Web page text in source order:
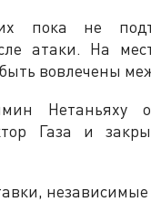
пока не
атаки. На
вовлечены
Нетаньяху
Газа и